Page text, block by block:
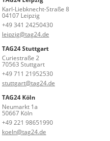
Karl-Liebknecht-Straße 8
04107 Leipzig
+49 341 24250430
leipzig@tag24.de
TAG24 Stuttgart
Curiestraße 2
70563 Stuttgart
+49 711 21952530
stuttgart@tag24.de
TAG24 Köln
Neumarkt 1a
50667 Köln
+49 221 98651990
koeln@tag24.de